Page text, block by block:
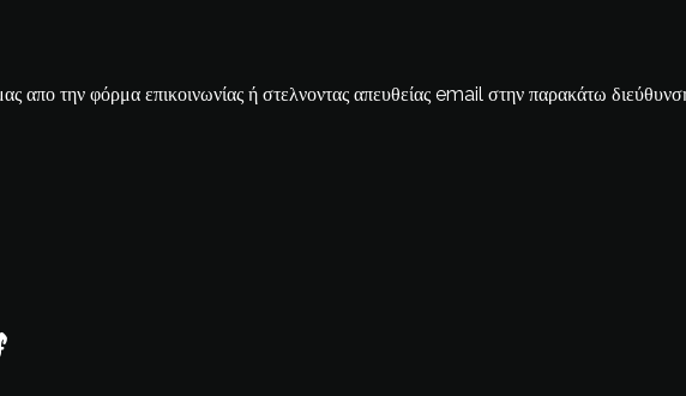
απο την φόρμα επικοινωνίας ή στελνοντας απευθείας email στην παρακάτω